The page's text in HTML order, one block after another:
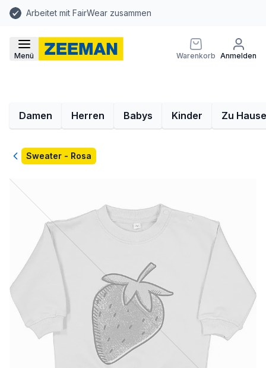
Arbeitet mit FairWear zusammen
Menü Warenkorb Anmelden
Damen Herren Babys Kinder Zu Hause
ZurückSweater - Rosa